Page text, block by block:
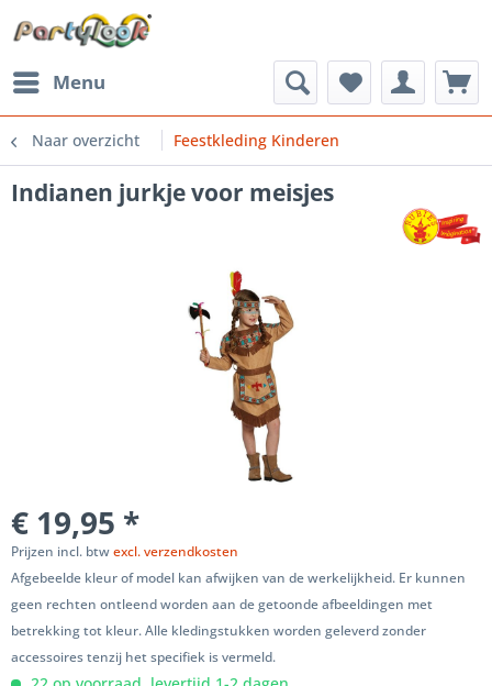
Menu
Naar overzicht Feestkleding Kinderen
Indianen jurkje voor meisjes
€ 19,95 *
Prijzen incl. btwexcl. verzendkosten
Afgebeelde kleur of model kan afwijken van de werkelijkheid. Er kunnen
geen rechten ontleend worden aan de getoonde afbeeldingen met
betrekking tot kleur. Alle kledingstukken worden geleverd zonder
accessoires tenzij het specifiek is vermeld.